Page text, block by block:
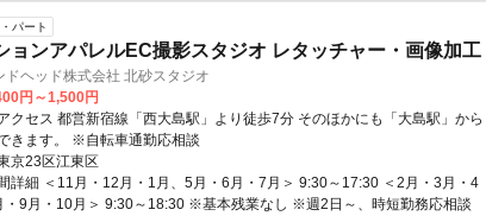
パート
ョンアパレルEC撮影スタジオ レタッチャー・画像加工
ドヘッド株式会社 北砂スタジオ
円～1,500円
クセス 都営新宿線「西大島駅」より徒歩7分 そのほかにも「大島駅」から
きます。 ※自転車通勤応相談
京23区江東区
詳細 ＜11月・12月・1月、5月・6月・7月＞ 9:30～17:30 ＜2月・3月・4
・9月・10月＞ 9:30～18:30 ※基本残業なし ※週2日～、時短勤務応相談